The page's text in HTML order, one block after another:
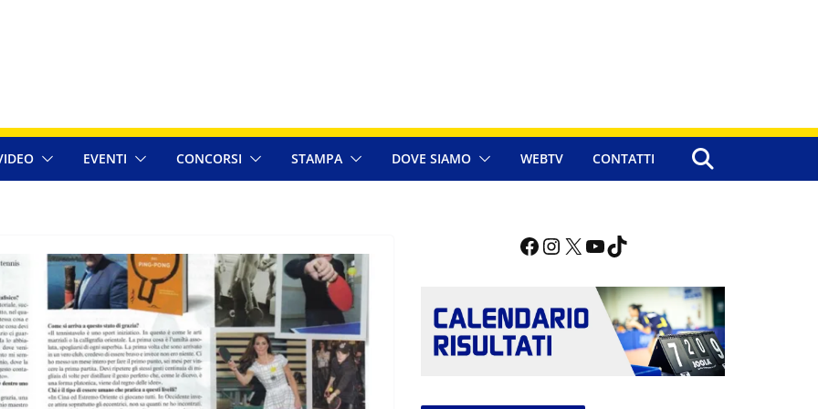
EVENTI CONCORSI STAMPA DOVE SIAMO WEBTV CONTATTI
Facebook InstagramX YouTube TikTok